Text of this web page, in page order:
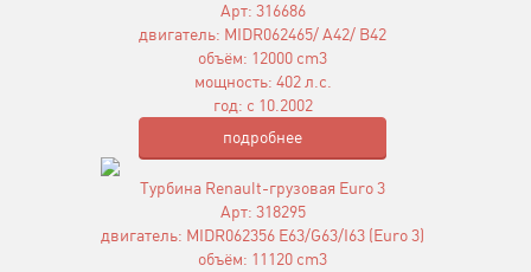
Арт: 316686
двигатель: MIDR062465/ A42/ B42
объём: 12000 cm3
мощность: 402 л.с.
год: с 10.2002
подробнее
Турбина Renault-грузовая Euro 3
Арт: 318295
двигатель: MIDR062356 E63/G63/I63 (Euro 3)
объём: 11120 cm3